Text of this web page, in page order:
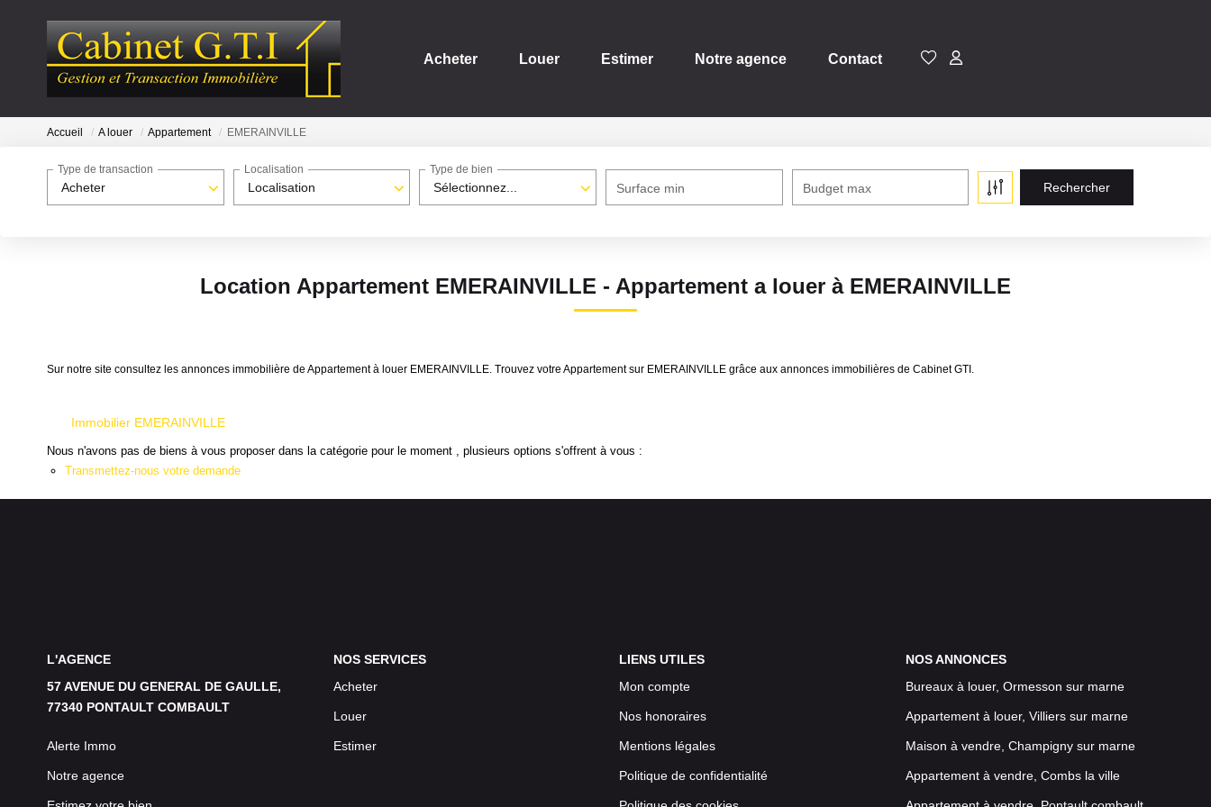
Acheter Louer Estimer Notre agence Contact
Accueil A louer Appartement EMERAINVILLE
Acheter
Type de transaction
Localisation
Localisation
Sélectionnez...
Type de bien
Surface min Budget max
Location Appartement EMERAINVILLE - Appartement a louer à EMERAINVILLE
Sur notre site consultez les annonces immobilière de Appartement à louer EMERAINVILLE. Trouvez votre Appartement sur EMERAINVILLE grâce aux annonces immobilières de Cabinet GTI.
Immobilier EMERAINVILLE
Nous n'avons pas de biens à vous proposer dans la catégorie pour le moment , plusieurs options s'offrent à vous :
Transmettez-nous votre demande
L'AGENCE
57 AVENUE DU GENERAL DE GAULLE,
77340 PONTAULT COMBAULT
Alerte Immo
Notre agence
NOS SERVICES
Acheter
Louer
Estimer
LIENS UTILES
Mon compte
Nos honoraires
Mentions légales
Politique de confidentialité
NOS ANNONCES
Bureaux à louer, Ormesson sur marne
Appartement à louer, Villiers sur marne
Maison à vendre, Champigny sur marne
Appartement à vendre, Combs la ville